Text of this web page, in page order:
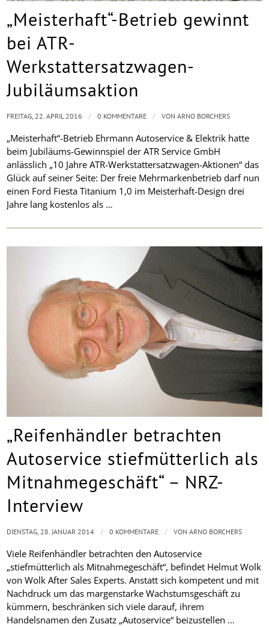
„Meisterhaft“-Betrieb gewinnt
bei ATR-
Werkstattersatzwagen-
Jubiläumsaktion
„Meisterhaft“-Betrieb Ehrmann Autoservice & Elektrik hatte
beim Jubiläums-Gewinnspiel der ATR Service GmbH
anlässlich „10 Jahre ATR-Werkstattersatzwagen-Aktionen“ das
Glück auf seiner Seite: Der freie Mehrmarkenbetrieb darf nun
einen Ford Fiesta Titanium 1,0 im Meisterhaft-Design drei
Jahre lang kostenlos als …
FREITAG, 22. APRIL 2016 / 0 KOMMENTARE / VONARNO BORCHERS
„Reifenhändler betrachten
Autoservice stiefmütterlich als
Mitnahmegeschäft“ – NRZ-
Interview
Viele Reifenhändler betrachten den Autoservice
„stiefmütterlich als Mitnahmegeschäft“, befindet Helmut Wolk
von Wolk After Sales Experts. Anstatt sich kompetent und mit
Nachdruck um das margenstarke Wachstumsgeschäft zu
kümmern, beschränken sich viele darauf, ihrem
Handelsnamen den Zusatz „Autoservice“ beizustellen …
DIENSTAG, 28. JANUAR 2014 / 0 KOMMENTARE / VONARNO BORCHERS